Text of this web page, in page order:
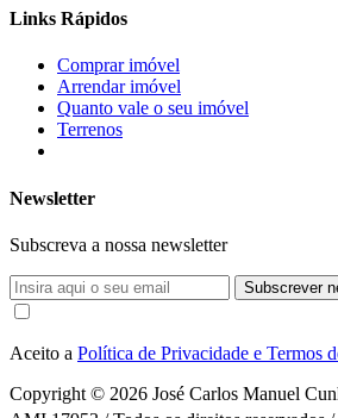
Links Rápidos
Comprar imóvel
Arrendar imóvel
Quanto vale o seu imóvel
Terrenos
Newsletter
Subscreva a nossa newsletter
Subscrever
Aceito a Política de Privacidade e Termos
Copyright © 2026 José Carlos Manuel